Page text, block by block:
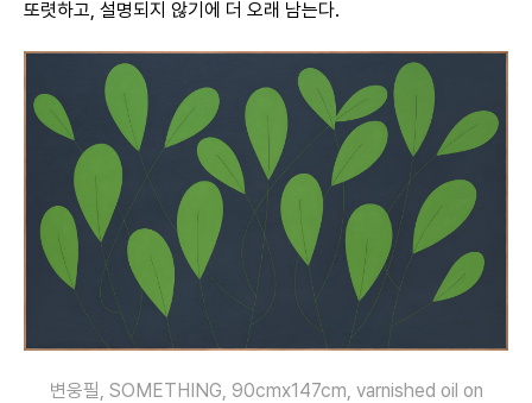
또렷하고, 설명되지 않기에 더 오래 남는다.
변웅필, SOMETHING, 90cmx147cm, varnished oil on